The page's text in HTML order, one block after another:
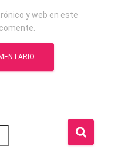
y web en este